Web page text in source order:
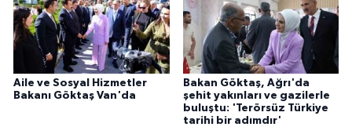
Aile ve Sosyal Hizmetler
Bakanı Göktaş Van'da
Bakan Göktaş, Ağrı'da
şehit yakınları ve gazilerle
buluştu: 'Terörsüz Türkiye
tarihi bir adımdır'